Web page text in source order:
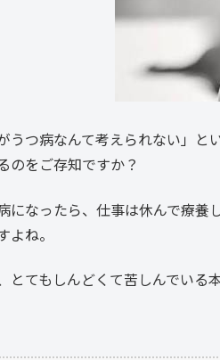
がうつ病なんて考えられない」
のをご存知ですか？
になったら、仕事は休んで療養
よね。
とてもしんどくて苦しんでいる